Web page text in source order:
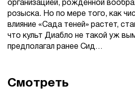
организацией, рожденной
розыска. Но по мере того, как
влияние «Сада теней» растет,
что культ Диабло не такой уж
предполагал ранее Сид…
Смотреть